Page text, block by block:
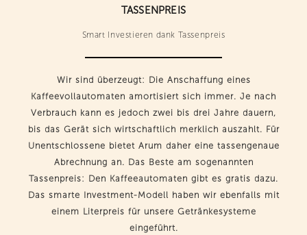
TASSENPREIS
Smart Investieren dank Tassenpreis
Wir sind überzeugt: Die Anschaffung eines
Kaffeevollautomaten amortisiert sich immer. Je nach
Verbrauch kann es jedoch zwei bis drei Jahre dauern,
bis das Gerät sich wirtschaftlich merklich auszahlt. Für
Unentschlossene bietet Arum daher eine tassengenaue
Abrechnung an. Das Beste am sogenannten
Tassenpreis: Den Kaffeeautomaten gibt es gratis dazu.
Das smarte Investment-Modell haben wir ebenfalls mit
einem Literpreis für unsere Getränkesysteme
eingeführt.